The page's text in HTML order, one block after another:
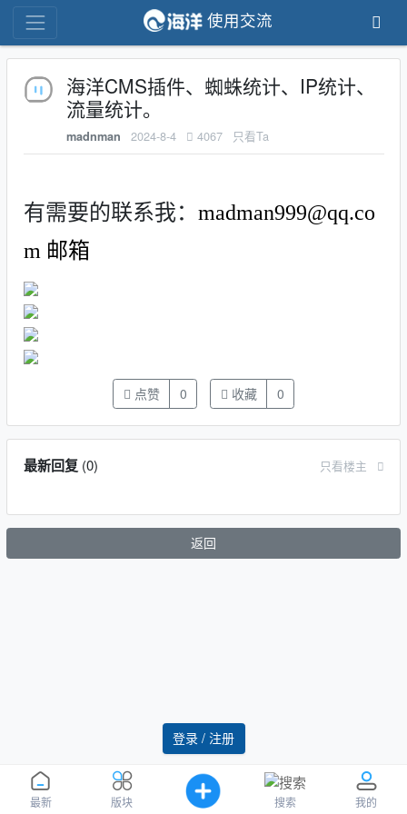
最新 版块 搜索 我的
登录 / 注册
使用交流
海洋CMS插件、蜘蛛统计、IP统计、
流量统计。
madnman 2024-8-4 4067 只看Ta
有需要的联系我：
madman999@qq.co
m 邮箱
点赞 0 收藏 0
最新回复(0) 只看楼主
返回